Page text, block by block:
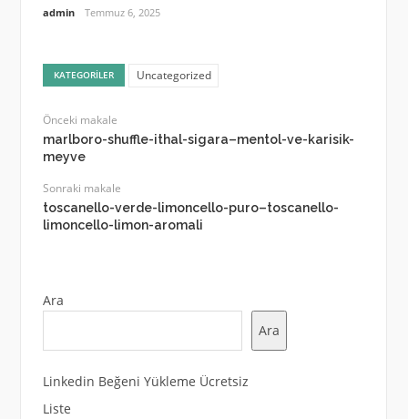
admin Temmuz 6, 2025
KATEGORILER Uncategorized
Önceki makale
marlboro-shuffle-ithal-sigara–mentol-ve-karisik-
meyve
Sonraki makale
toscanello-verde-limoncello-puro–toscanello-
limoncello-limon-aromali
Ara
Ara
Linkedin Beğeni Yükleme Ücretsiz
Liste